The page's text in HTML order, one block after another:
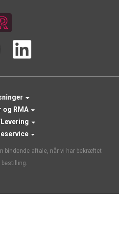
og RMA
bindende aftale, når vi har bekræftet
bestilling.